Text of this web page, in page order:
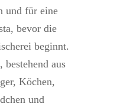
und für eine
bevor die
beginnt.
bestehend aus
Köchen,
und